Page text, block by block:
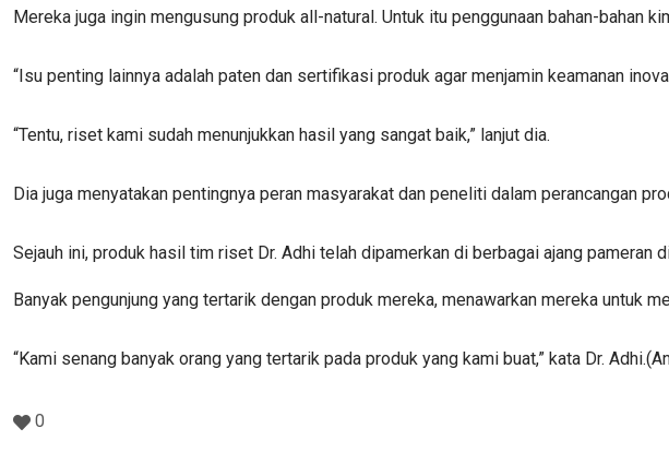
Mereka juga ingin mengusung produk all-natural. Untuk itu penggunaan bahan-bahan
“Isu penting lainnya adalah paten dan sertifikasi produk agar menjamin keamanan
“Tentu, riset kami sudah menunjukkan hasil yang sangat baik,” lanjut dia.
Dia juga menyatakan pentingnya peran masyarakat dan peneliti dalam perancangan
Sejauh ini, produk hasil tim riset Dr. Adhi telah dipamerkan di berbagai ajang pameran
​​​​​​Banyak pengunjung yang tertarik dengan produk mereka, menawarkan mereka untuk
“Kami senang banyak orang yang tertarik pada produk yang kami buat,” kata Dr.
0